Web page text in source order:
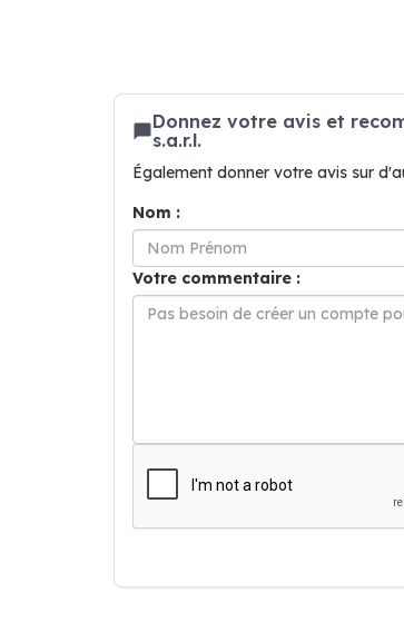
Donnez votre avis et
s.a.r.l.
Également donner votre avis sur
Nom :
Votre commentaire :